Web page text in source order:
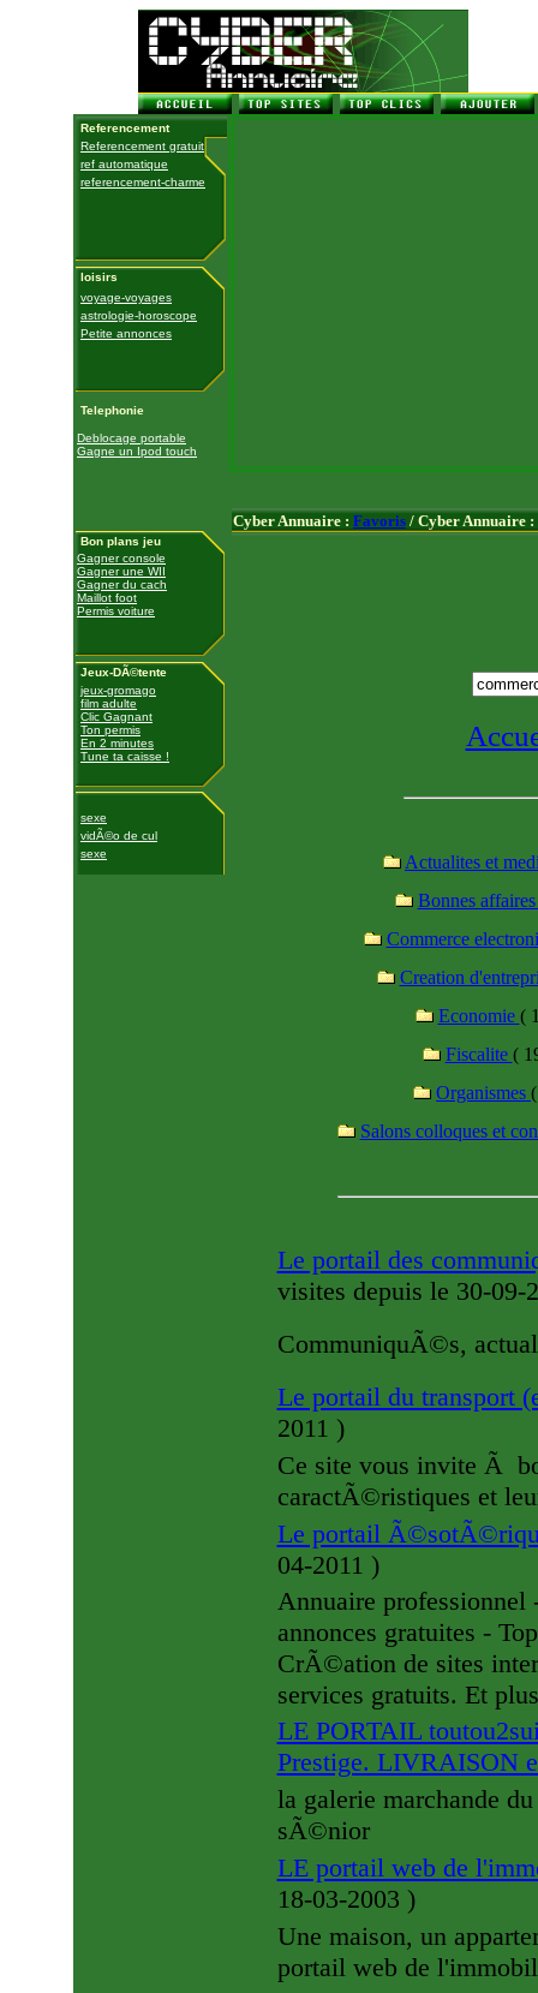
Referencement
Referencement gratuit
ref automatique
referencement-charme
loisirs
voyage-voyages
astrologie-horoscope
Petite annonces
Telephonie
Deblocage portable
Gagne un Ipod touch
Bon plans jeu
Gagner console
Gagner une WII
Gagner du cach
Maillot foot
Permis voiture
Jeux-DÃ©tente
jeux-gromago
film adulte
Clic Gagnant
Ton permis
En 2 minutes
Tune ta caisse !
sexe
vidÃ©o de cul
sexe
Cyber Annuaire : Favoris / Cyber Annuaire :
Actualites et
Bonnes
Commerce
Creation
Economie (
Fiscalite (
Organismes
Salons colloques et
Le portail des
visites depuis le 30-09-
CommuniquÃ©s,
Le portail du transport
2011 )
Ce site vous invite Ã
caractÃ©ristiques et
Le portail
04-2011 )
Annuaire
annonces gratuites -
CrÃ©ation de sites
services gratuits. Et
LE PORTAIL
Prestige. LIVRAISON
la galerie marchande
sÃ©nior
LE portail web de
18-03-2003 )
Une maison, un
portail web de